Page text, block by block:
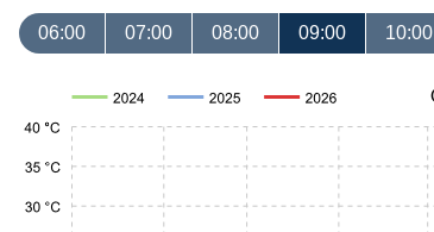
06:00 07:00 08:00 09:00 10:00